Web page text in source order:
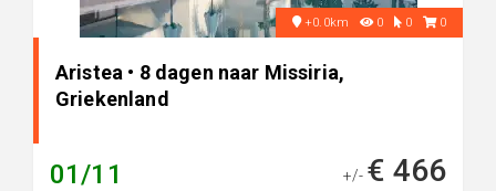
+0.0km 0 0 0
Aristea • 8 dagen naar Missiria,
Griekenland
01/11 +/- € 466